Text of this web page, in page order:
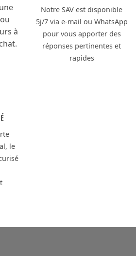
à
Notre SAV est disponible
5j/7 via e-mail ou WhatsApp
pour vous apporter des
réponses pertinentes et
rapides
le